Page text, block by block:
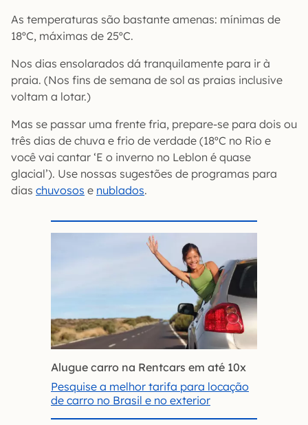
As temperaturas são bastante amenas: mínimas de
18ºC, máximas de 25ºC.
Nos dias ensolarados dá tranquilamente para ir à
praia. (Nos fins de semana de sol as praias inclusive
voltam a lotar.)
Mas se passar uma frente fria, prepare-se para dois ou
três dias de chuva e frio de verdade (18ºC no Rio e
você vai cantar ‘E o inverno no Leblon é quase
glacial’). Use nossas sugestões de programas para
dias chuvosos e nublados.
Alugue carro na Rentcars em até 10x
Pesquise a melhor tarifa para locação
de carro no Brasil e no exterior